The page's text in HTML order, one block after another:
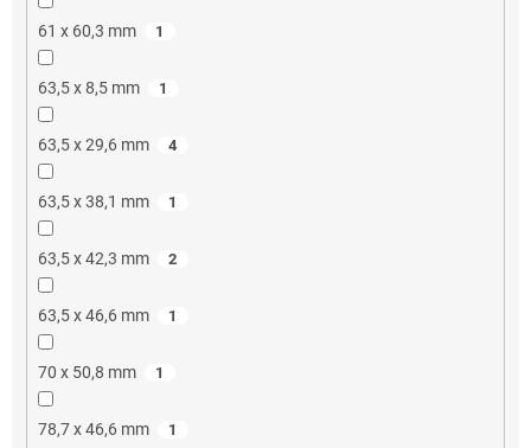
61 x 60,3 mm 1
63,5 x 8,5 mm 1
63,5 x 29,6 mm 4
63,5 x 38,1 mm 1
63,5 x 42,3 mm 2
63,5 x 46,6 mm 1
70 x 50,8 mm 1
78,7 x 46,6 mm 1